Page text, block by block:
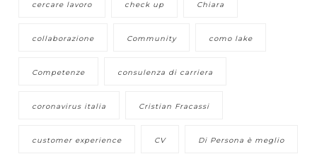
cercare lavoro check up Chiara
collaborazione Community como lake
Competenze consulenza di carriera
coronavirus italia Cristian Fracassi
customer experience CV Di Persona è meglio